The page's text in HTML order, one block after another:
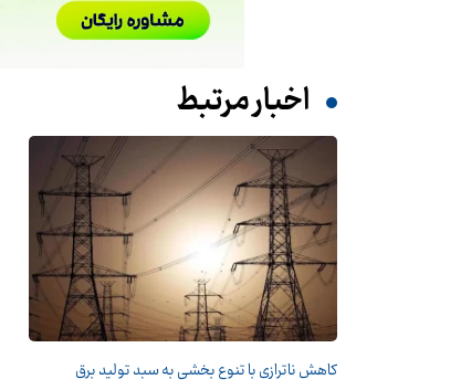
اخبار مرتبط
کاهش ناترازی با تنوع بخشی به سبد تولید برق